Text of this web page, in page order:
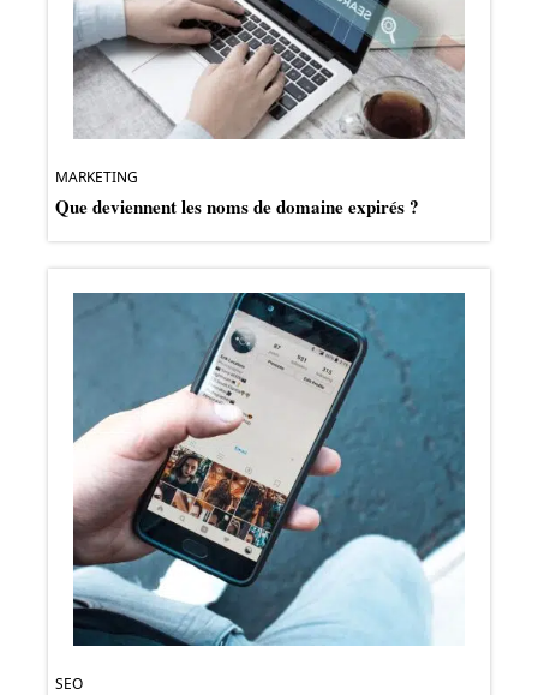
MARKETING
Que deviennent les noms de domaine expirés ?
SEO